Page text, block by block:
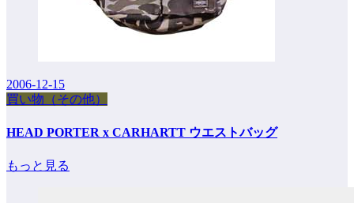
2006-12-15
買い物（その他）
HEAD PORTER x CARHARTT ウエストバッグ
もっと見る